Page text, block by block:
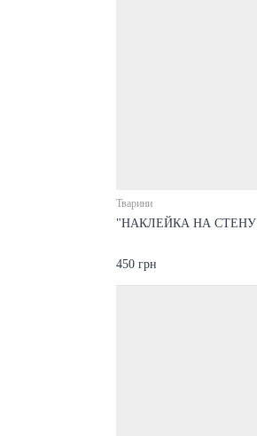
Тварини
"НАКЛЕЙКА НА СТЕНУ
450 грн